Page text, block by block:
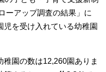
ーアップ調査の結果」に
児を受け入れている幼稚園
稚園の数は12,260園ありま